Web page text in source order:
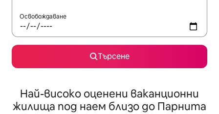
Освобождаване
Търсене
Най-високо оценени ваканционни
жилища под наем близо до Парнита